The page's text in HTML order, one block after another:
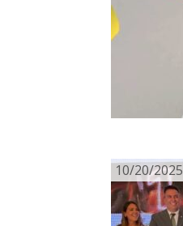
10/20/2025